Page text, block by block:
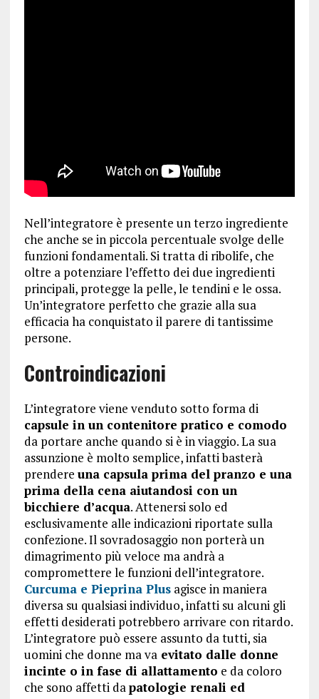
Nell’integratore è presente un terzo ingrediente
che anche se in piccola percentuale svolge delle
funzioni fondamentali. Si tratta di ribolife, che
oltre a potenziare l’effetto dei due ingredienti
principali, protegge la pelle, le tendini e le ossa.
Un’integratore perfetto che grazie alla sua
efficacia ha conquistato il parere di tantissime
persone.
Controindicazioni
L’integratore viene venduto sotto forma di
capsule in un contenitore pratico e comodo
da portare anche quando si è in viaggio. La sua
assunzione è molto semplice, infatti basterà
prendere una capsula prima del pranzo e una
prima della cena aiutandosi con un
bicchiere d’acqua. Attenersi solo ed
esclusivamente alle indicazioni riportate sulla
confezione. Il sovradosaggio non porterà un
dimagrimento più veloce ma andrà a
compromettere le funzioni dell’integratore.
Curcuma e Pieprina Plusagisce in maniera
diversa su qualsiasi individuo, infatti su alcuni gli
effetti desiderati potrebbero arrivare con ritardo.
L’integratore può essere assunto da tutti, sia
uomini che donne ma vaevitato dalle donne
incinte o in fase di allattamento e da coloro
che sono affetti dapatologie renali ed